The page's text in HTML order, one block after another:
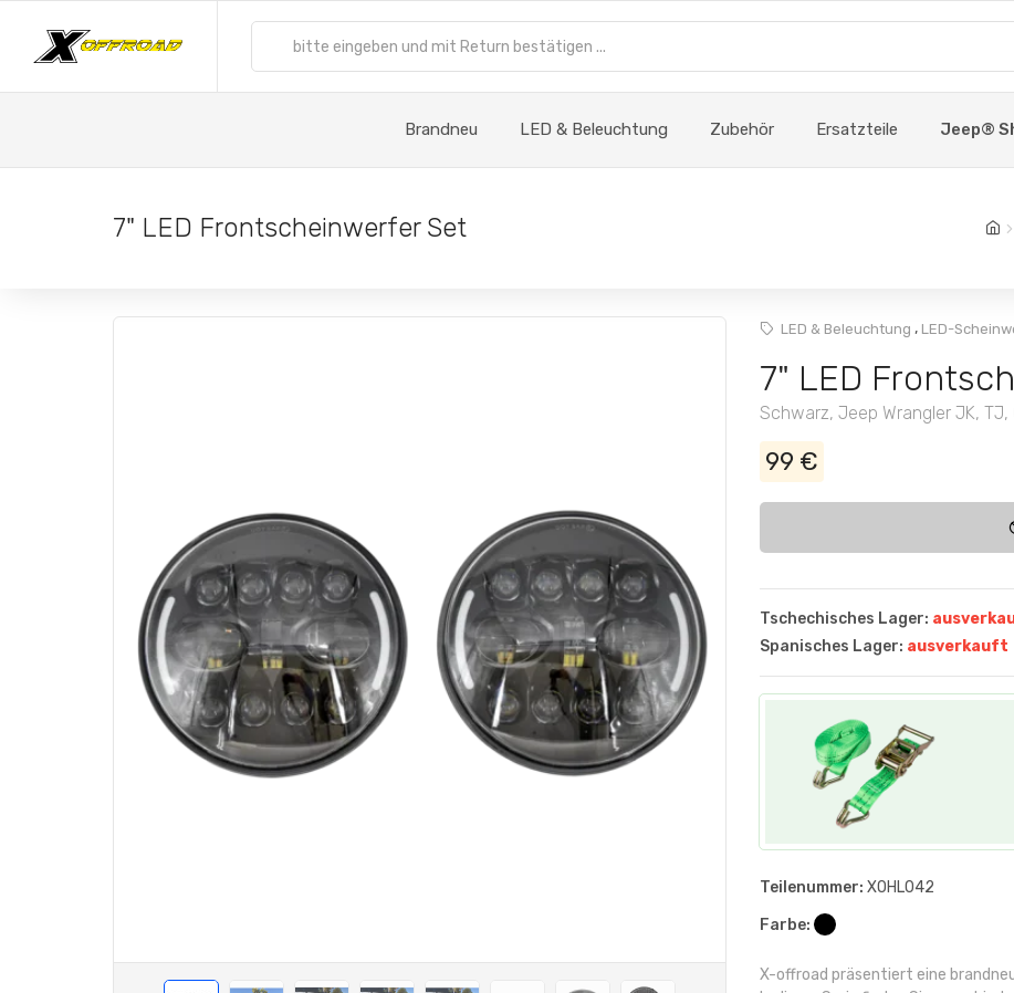
Brandneu LED & Beleuchtung Zubehör Ersatzteile Jeep®
7" LED Frontscheinwerfer Set
LED & Beleuchtung , LED-
7" LED
Schwarz, Jeep Wrangler JK, TJ,
99 €
Tschechisches Lager:
Spanisches Lager: ausverkauft
Teilenummer: XOHL042
Farbe:
X-offroad präsentiert eine